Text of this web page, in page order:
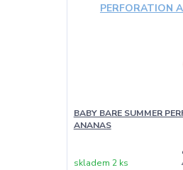
BABY BARE SUMMER
ANANAS
skladem 2 ks